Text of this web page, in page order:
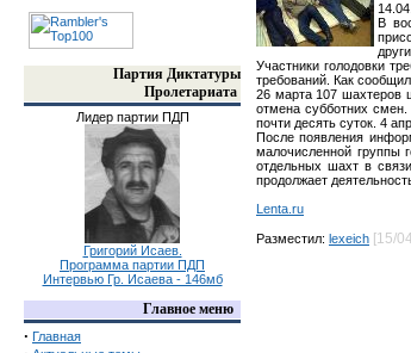
Партия Диктатуры
Пролетариата
Лидер партии ПДП
Григорий Исаев.
Программа партии ПДП
Интервью Гр. Исаева - 146мб
Главное меню
· Главная
В
Участники голодовки
требований. Как
26 марта 107 шахтеров
отмена субботних
почти десять суток. 4
После появления
малочисленной группы
отдельных шахт в
продолжает
Lenta.ru
Разместил: lexeich [15/